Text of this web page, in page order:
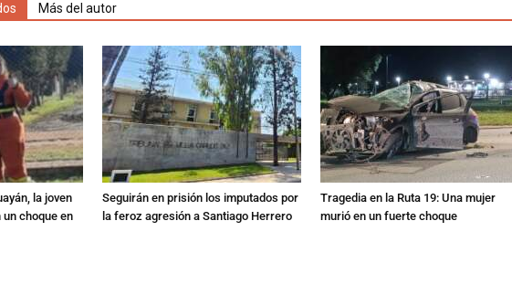
Más del autor
la joven
un choque en
Seguirán en prisión los imputados por
la feroz agresión a Santiago Herrero
Tragedia en la Ruta 19: Una mujer
murió en un fuerte choque